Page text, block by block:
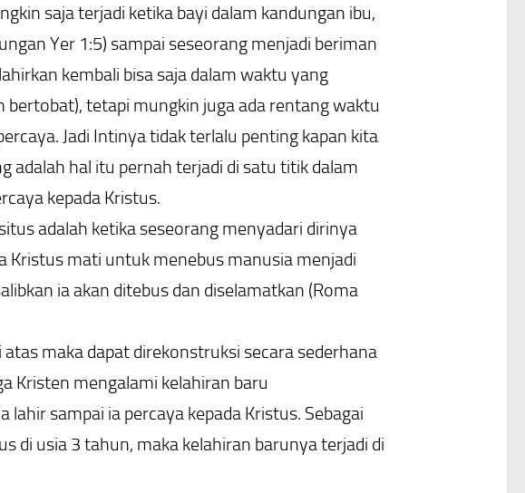
saja terjadi ketika bayi dalam kandungan ibu,
Yer 1:5) sampai seseorang menjadi beriman
kembali bisa saja dalam waktu yang
bertobat), tetapi mungkin juga ada rentang waktu
Jadi Intinya tidak terlalu penting kapan kita
adalah hal itu pernah terjadi di satu titik dalam
kepada Kristus.
adalah ketika seseorang menyadari dirinya
Kristus mati untuk menebus manusia menjadi
ia akan ditebus dan diselamatkan (Roma
maka dapat direkonstruksi secara sederhana
Kristen mengalami kelahiran baru
sampai ia percaya kepada Kristus. Sebagai
di usia 3 tahun, maka kelahiran barunya terjadi di